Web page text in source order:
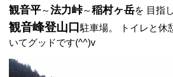
観音平～法力峠～稲村ヶ岳を 目指
観音峰登山口駐車場。 トイレと休
いてグッドです(^^)v